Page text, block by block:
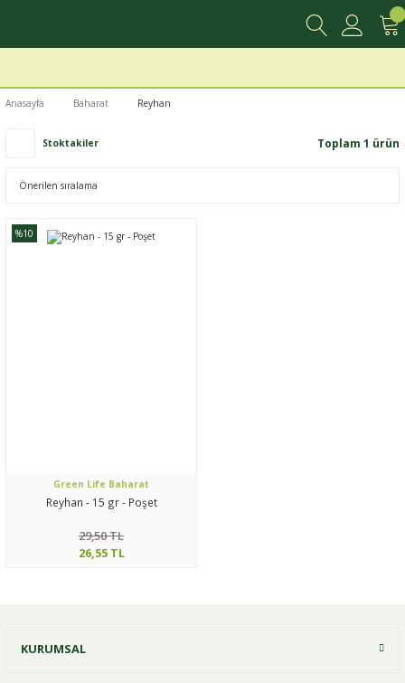
Anasayfa Baharat Reyhan
Stoktakiler Toplam 1 ürün
%10
Green Life Baharat
Reyhan - 15 gr - Poşet
29,50 TL
26,55 TL
KURUMSAL